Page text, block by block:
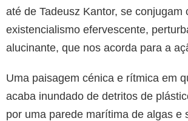
até de Tadeusz Kantor, se conjugam
existencialismo efervescente,
alucinante, que nos acorda para a
Uma paisagem cénica e rítmica em
acaba inundado de detritos de
por uma parede marítima de algas e